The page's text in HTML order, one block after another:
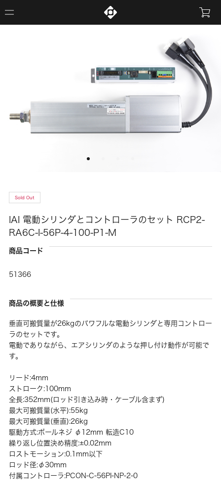
Sold Out
IAI 電動シリンダとコントローラのセット RCP2-
RA6C-I-56P-4-100-P1-M
商品コード
51366
商品の概要と仕様
垂直可搬質量が26kgのパワフルな電動シリンダと専用コントロー
ラのセットです。
電動でありながら、エアシリンダのような押し付け動作が可能で
す。
リード:4mm
ストローク:100mm
全長:352mm(ロッド引き込み時・ケーブル含まず)
最大可搬質量(水平):55kg
最大可搬質量(垂直):26kg
駆動方式:ボールネジ φ12mm 転造C10
繰り返し位置決め精度:±0.02mm
ロストモーション:0.1mm以下
ロッド径:φ30mm
付属コントローラ:PCON-C-56PI-NP-2-0